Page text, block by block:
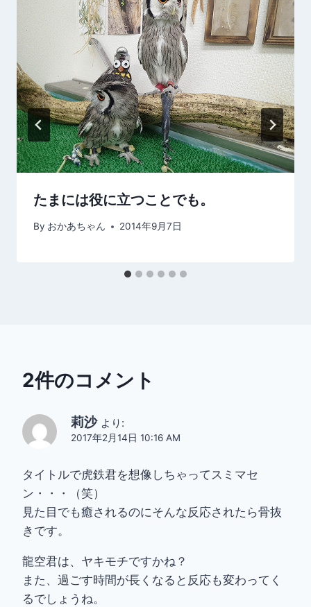
ン
たまには役に立つことでも。
By おかあちゃん 2014年9月7日
2件のコメント
莉沙 より:
2017年2月14日 10:16 AM
タイトルで虎鉄君を想像しちゃってスミマセ
ン・・・（笑）
見た目でも癒されるのにそんな反応されたら骨抜
きです。
龍空君は、ヤキモチですかね？
また、過ごす時間が長くなると反応も変わってく
るでしょうね。